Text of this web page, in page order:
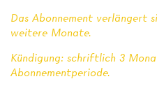
Das Abonnement verlängert
weitere Monate.
Kündigung: schriftlich 3
Abonnementperiode.